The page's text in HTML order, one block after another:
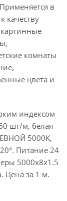
в
качеству
комнаты
цвета и
индексом
шт/м, белая
5000K,
Питание 24
5000х8х1.5
Цена за 1 м.